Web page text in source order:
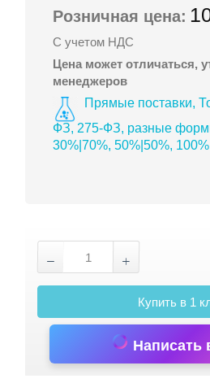
Розничная цена:
С учетом НДС
Цена может отличаться,
менеджеров
Прямые поставки,
ФЗ, 275-ФЗ, разные
30%|70%, 50%|50%,
Купить в 1
Написать